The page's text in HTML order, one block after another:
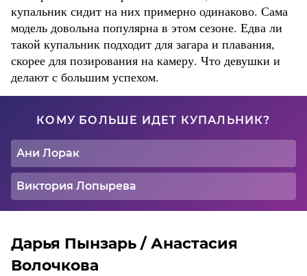
купальник сидит на них примерно одинаково. Сама
модель довольна популярна в этом сезоне. Едва ли
такой купальник подходит для загара и плавания,
скорее для позирования на камеру. Что девушки и
делают с большим успехом.
КОМУ БОЛЬШЕ ИДЕТ КУПАЛЬНИК?
Ани Лорак
Виктория Лопырева
Дарья Пынзарь / Анастасия
Волочкова